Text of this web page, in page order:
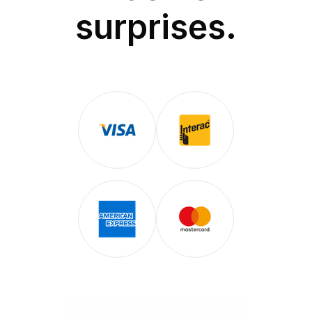
surprises.